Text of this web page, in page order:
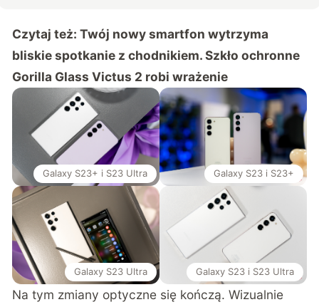
Czytaj też:Twój nowy smartfon wytrzyma
bliskie spotkanie z chodnikiem. Szkło ochronne
Gorilla Glass Victus 2 robi wrażenie
Galaxy S23+ i S23 Ultra Galaxy S23 i S23+
Galaxy S23 Ultra Galaxy S23 i S23 Ultra
Na tym zmiany optyczne się kończą. Wizualnie